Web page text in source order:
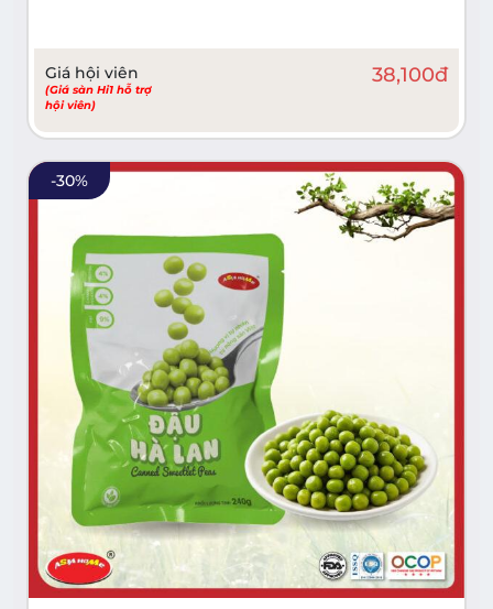
Giá hội viên
(Giá sàn Hi1 hỗ trợ
hội viên)
38,100đ
-30%